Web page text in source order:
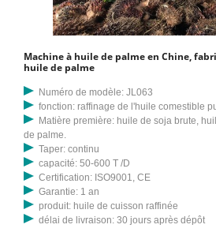
Machine à huile de palme en Chine,
huile de palme
Numéro de modèle: JL063
fonction: raffinage de l'huile comestible
Matière première: huile de soja brute,
de palme.
Taper: continu
capacité: 50-600 T /D
Certification: ISO9001, CE
Garantie: 1 an
produit: huile de cuisson raffinée
délai de livraison: 30 jours après dépôt